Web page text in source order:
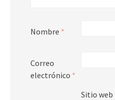
Nombre *
Correo
electrónico *
Sitio web